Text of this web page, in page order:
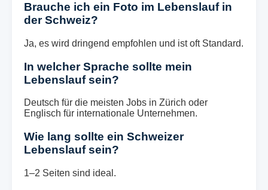
Brauche ich ein Foto im Lebenslauf in
der Schweiz?
Ja, es wird dringend empfohlen und ist oft Standard.
In welcher Sprache sollte mein
Lebenslauf sein?
Deutsch für die meisten Jobs in Zürich oder
Englisch für internationale Unternehmen.
Wie lang sollte ein Schweizer
Lebenslauf sein?
1–2 Seiten sind ideal.